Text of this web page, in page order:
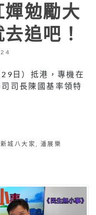
勉勵大
追吧！
日）抵港，專機在
司長陳國基率領特
新城八大家 潘展樂